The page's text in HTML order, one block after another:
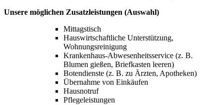
Unsere möglichen Zusatzleistungen (Auswahl)
Mittagstisch
Hauswirtschaftliche Unterstützung,
Wohnungsreinigung
Krankenhaus-Abwesenheitsservice (z. B.
Blumen gießen, Briefkasten leeren)
Botendienste (z. B. zu Ärzten, Apotheken)
Übernahme von Einkäufen
Hausnotruf
Pflegeleistungen